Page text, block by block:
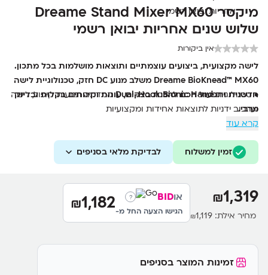
מיקסר Dreame Stand Mixer MX60
שלוש שנים אחריות יבואן רשמי
אין ביקורות
לישה מקצועית, ביצועים עוצמתיים ותוצאות מושלמות בכל מתכון.
Dreame BioKnead™ MX60 משלב מנוע DC חזק, טכנולוגיית לישה
חדשנית ותפעול חכם להכנת בצקים, עוגות וקינוחים בקלות ובדיוק
מרבי.
• טכנולוגייתDual-Hook Bionic Handהמדמה תנועות קיפול, לישה
וערבוב ידניות לתוצאות אחידות ומקצועיות
• קערת נירוסטה בנפח
קמחולהכנת עד3 ק"ג בצק
12 דרגות מהירות
לשליטה מדויקת – מערבוב עדין ועד הקצפה
מהירה במיוחד
עוצמתי ושקט בהספק800W
עם מומנט גבוה לעבודה גם
עם בצקים כבדים
• מסך דיגיטלי חכם עם טיימר מובנה ותצוגת מהירות בזמן אמת
• גוף מתכת יצוק, רגליות ואקום ומגן התזה לעבודה יציבה, נקייה
קרא עוד
זמין למשלוח לבדיקת מלאי בסניפים
₪1,319
מחיר אילת: ₪1,119
אוBID
?
הגישו הצעה החל מ- ₪1,182
זמינות המוצר בסניפים